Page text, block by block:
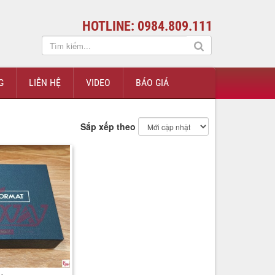
HOTLINE: 0984.809.111
LIÊN HỆ VIDEO BÁO GIÁ
Sắp xếp theo